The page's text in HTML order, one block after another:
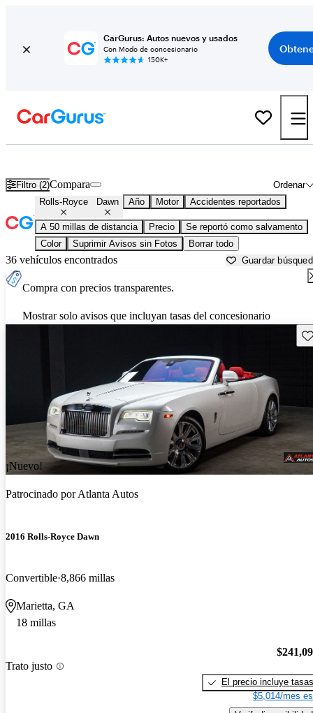
CarGurus: Autos nuevos y usados
Con Modo de concesionario
150K+
Filtro (2) Ordenar
Compara
Rolls-Royce Dawn Año Motor Accidentes reportados
A 50 millas de distancia Precio
Se reportó como salvamento
Color
Suprimir Avisos sin Fotos Borrar todo
36 vehículos encontrados Guardar
Compra con precios transparentes.
Mostrar solo avisos que incluyan tasas del concesionario
¡Nuevo!
Patrocinado porAtlanta Autos
2016 Rolls-Royce Dawn
Convertible 8,866 millas
Marietta, GA
18 millas
Trato justo
El precio incluye tasas
$5,014/mes